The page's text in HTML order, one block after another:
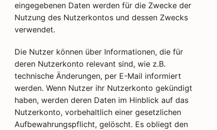
eingegebenen Daten werden für die Zwecke der
Nutzung des Nutzerkontos und dessen Zwecks
verwendet.
Die Nutzer können über Informationen, die für
deren Nutzerkonto relevant sind, wie z.B.
technische Änderungen, per E-Mail informiert
werden. Wenn Nutzer ihr Nutzerkonto gekündigt
haben, werden deren Daten im Hinblick auf das
Nutzerkonto, vorbehaltlich einer gesetzlichen
Aufbewahrungspflicht, gelöscht. Es obliegt den